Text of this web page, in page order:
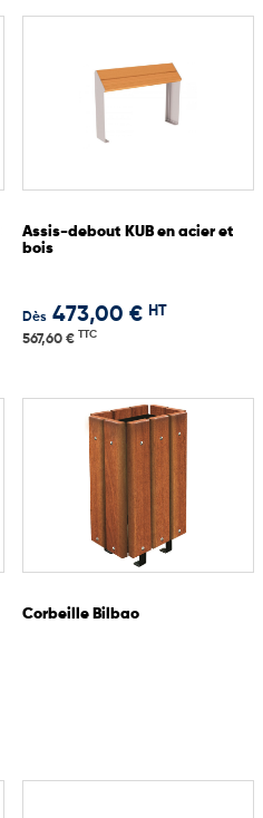
Assis-debout KUB en acier et
bois
Dès 473,00 € HT
567,60 € TTC
Corbeille Bilbao